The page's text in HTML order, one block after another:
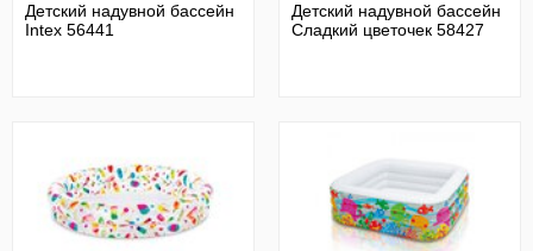
Детский надувной бассейн
Intex 56441
Детский надувной бассейн
Сладкий цветочек 58427